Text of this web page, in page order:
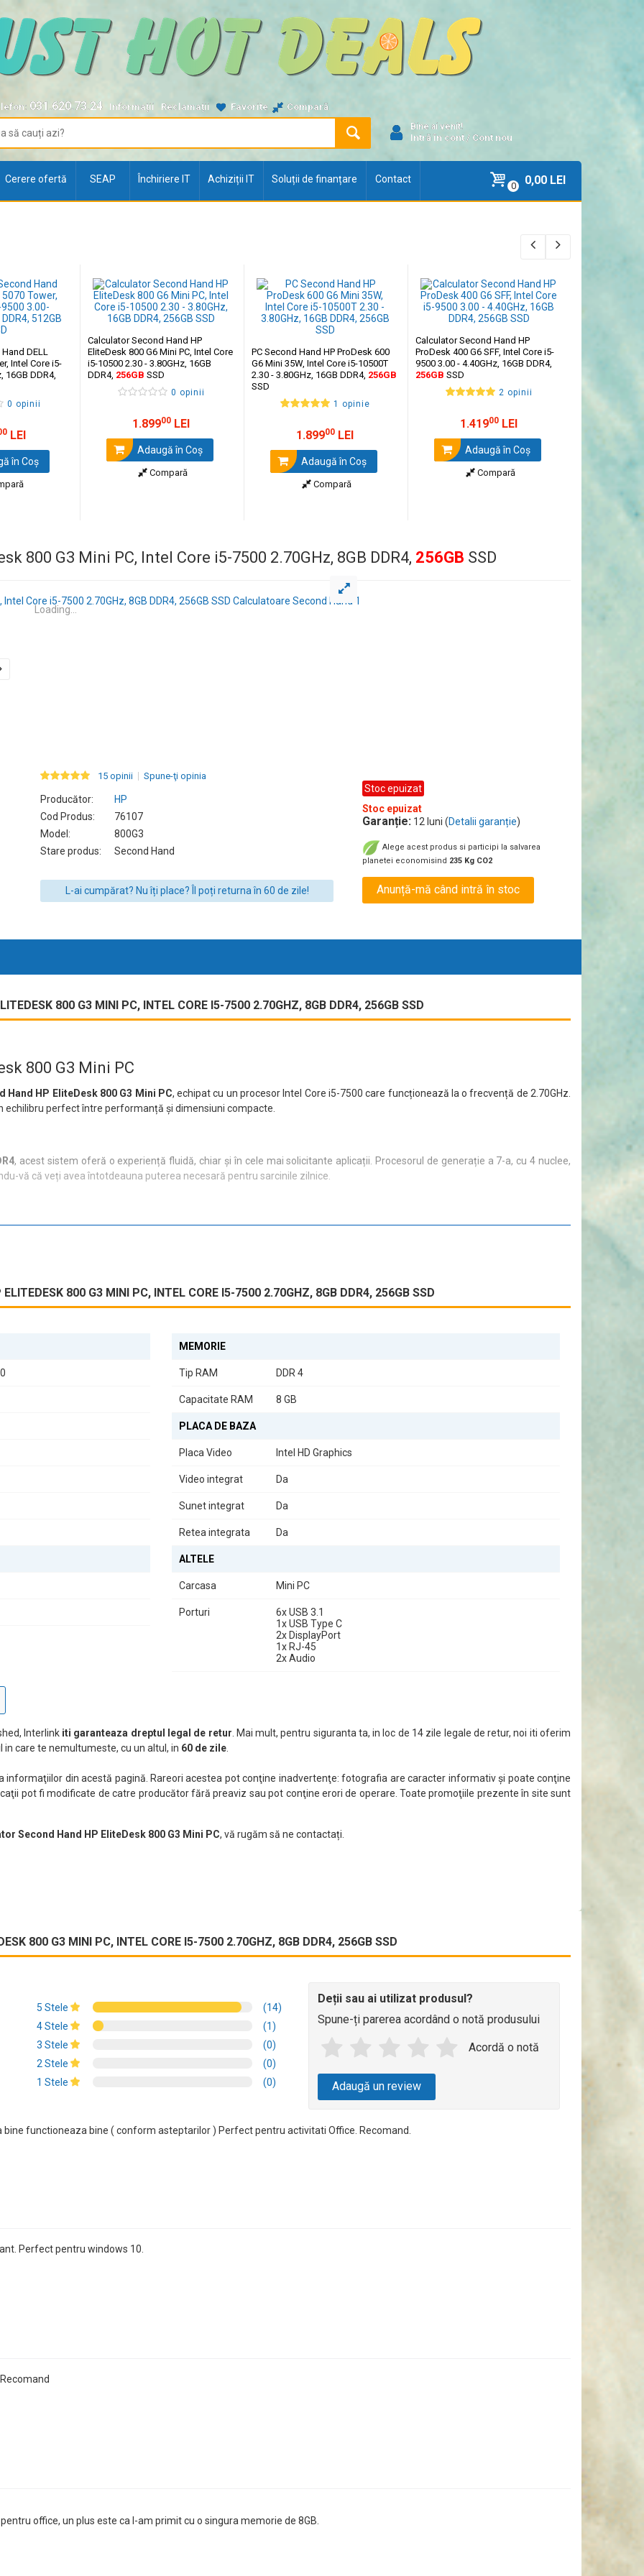
031.620.73.24 Informații Reclamații Favorite Compară
Bine ai venit!
Intră în cont / Cont nou
Cerere ofertă SEAP Închiriere IT Achiziții IT Soluții de finanțare Contact
0 0,00 LEI
DELL
Intel Core i5-
16GB DDR4,
0 opinii
LEI
în Coş
Calculator Second Hand HP
EliteDesk 800 G6 Mini PC, Intel Core
i5-10500 2.30 - 3.80GHz, 16GB
DDR4, 256GB SSD
0 opinii
1.89900 LEI
Adaugă în Coş
Compară
PC Second Hand HP ProDesk 600
G6 Mini 35W, Intel Core i5-10500T
2.30 - 3.80GHz, 16GB DDR4, 256GB
SSD
1 opinie
1.89900 LEI
Adaugă în Coş
Compară
Calculator Second Hand HP
ProDesk 400 G6 SFF, Intel Core i5-
9500 3.00 - 4.40GHz, 16GB DDR4,
256GB SSD
2 opinii
1.41900 LEI
Adaugă în Coş
Compară
800 G3 Mini PC, Intel Core i5-7500 2.70GHz, 8GB DDR4, 256GB SSD
Loading...
15 opinii Spune-ţi opinia
Producător:
HP
Cod Produs:
76107
Model:
800G3
Stare produs:
Second Hand
L-ai cumpărat? Nu îți place? Îl poți returna în 60 de zile!
Stoc epuizat
Stoc epuizat
Garanție: 12 luni (Detalii garanție)
Alege acest produs si participi la salvarea
planetei economisind 235 Kg CO2
Anunță-mă când intră în stoc
800 G3 MINI PC, INTEL CORE I5-7500 2.70GHZ, 8GB DDR4, 256GB SSD
800 G3 Mini PC
Hand HP EliteDesk 800 G3 Mini PC, echipat cu un procesor Intel Core i5-7500 care funcționează la o frecvență de 2.70GHz.
perfect între performanță și dimensiuni compacte.
, acest sistem oferă o experiență fluidă, chiar și în cele mai solicitante aplicații. Procesorul de generație a 7-a, cu 4 nuclee,
vă că veți avea întotdeauna puterea necesară pentru sarcinile zilnice.
viteza de încărcare a sistemului, dar și a aplicațiilor, oferind o experiență de utilizare net superioară față de hard disk-
inclusiv:
fără probleme.
, ceea ce îl face perfect pentru întâlniri online, prezentări sau pur și simplu pentru a vă bucura de conținut multimedia.
dar aduce și un aspect modern biroului dumneavoastră. Este soluția ideală pentru cei care doresc un sistem puternic fără
tuturor nevoilor dumneavoastră tehnologice.
800 G3 MINI PC, INTEL CORE I5-7500 2.70GHZ, 8GB DDR4, 256GB SSD
MEMORIE
Tip RAM DDR 4
Capacitate RAM 8 GB
PLACA DE BAZA
Placa Video Intel HD Graphics
Video integrat Da
Sunet integrat Da
Retea integrata Da
ALTELE
Carcasa Mini PC
Porturi
6x USB 3.1
1x USB Type C
2x DisplayPort
1x RJ-45
2x Audio
Interlink iti garanteaza dreptul legal de retur . Mai mult, pentru siguranta ta, in loc de 14 zile legale de retur, noi iti oferim
in care te nemultumeste, cu un altul, in 60 de zile
din acestă pagină. Rareori acestea pot conţine inadvertenţe: fotografia are caracter informativ şi poate conţine
pot fi modificate de catre producător fără preaviz sau pot conţine erori de operare. Toate promoţiile prezente în site sunt
Second Hand HP EliteDesk 800 G3 Mini PC, vă rugăm să ne contactați.
800 G3 MINI PC, INTEL CORE I5-7500 2.70GHZ, 8GB DDR4, 256GB SSD
5 Stele
(14)
4 Stele
(1)
3 Stele
(0)
2 Stele
(0)
1 Stele
(0)
Deții sau ai utilizat produsul?
Spune-ți parerea acordând o notă produsului
Acordă o notă
Adaugă un review
bine functioneaza bine ( conform asteptarilor ) Perfect pentru activitati Office. Recomand.
Perfect pentru windows 10.
office, un plus este ca l-am primit cu o singura memorie de 8GB.